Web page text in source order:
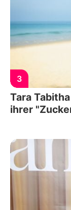
3
Tara
ihrer